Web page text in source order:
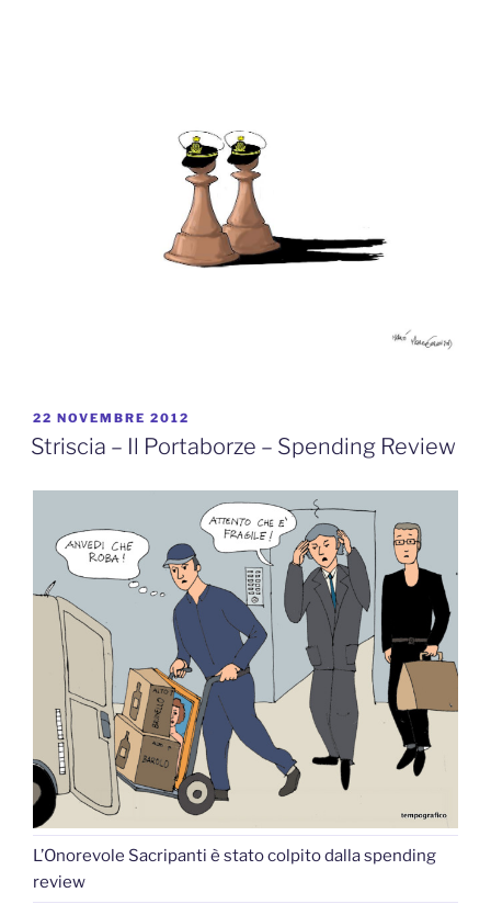
PUBBLICATO
IL
22 NOVEMBRE 2012
Striscia – Il Portaborze – Spending Review
L’Onorevole Sacripanti è stato colpito dalla spending
review